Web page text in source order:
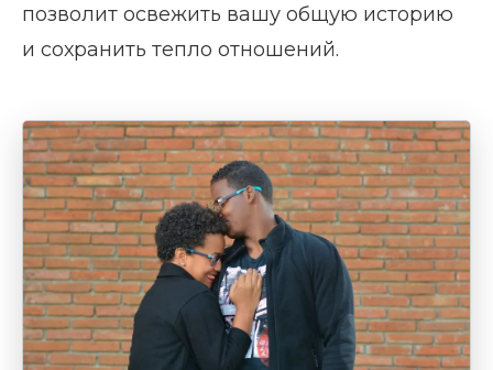
позволит освежить вашу общую историю
и сохранить тепло отношений.